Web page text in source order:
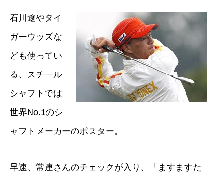
石川遼やタイ
ガーウッズな
ども使ってい
る、スチール
シャフトでは
世界No.1のシ
ャフトメーカーのポスター。
早速、常連さんのチェックが入り、「ますますた